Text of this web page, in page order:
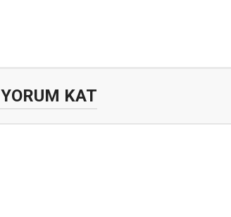
YORUM KAT